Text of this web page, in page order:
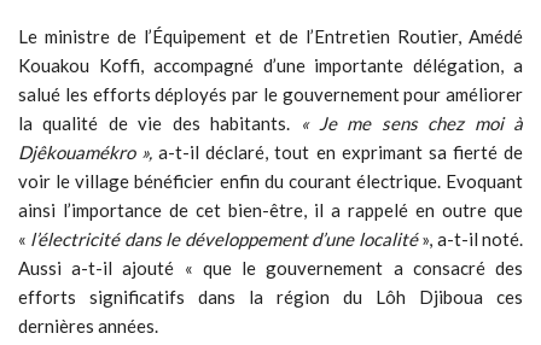
Le ministre de l’Équipement et de l’Entretien Routier, Amédé
Kouakou Koffi, accompagné d’une importante délégation, a
salué les efforts déployés par le gouvernement pour améliorer
la qualité de vie des habitants.
« Je me sens chez moi à
Djêkouamékro », a-t-il déclaré, tout en exprimant sa fierté de
voir le village bénéficier enfin du courant électrique. Evoquant
ainsi l’importance de cet bien-être, il a rappelé en outre que
« l’électricité dans le développement d’une localité», a-t-il noté.
Aussi a-t-il ajouté « que le gouvernement a consacré des
efforts significatifs dans la région du Lôh Djiboua ces
dernières années.